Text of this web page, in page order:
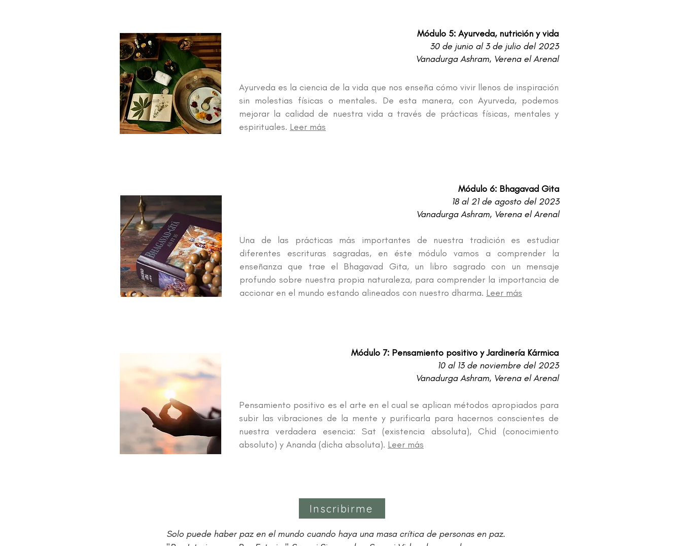
Módulo 5: Ayurveda, nutrición y vida
30 de junio al 3 de julio del 2023
Vanadurga Ashram, Verena el Arenal
Ayurveda es la ciencia de la vida que nos enseña cómo vivir llenos de inspiración
sin molestias físicas o mentales. De esta manera, con Ayurveda, podemos
mejorar la calidad de nuestra vida a través de prácticas físicas, mentales y
espirituales. Leer más
Módulo 6: Bhagavad Gita
18 al 21 de agosto del 2023
Vanadurga Ashram, Verena el Arenal
Una de las prácticas más importantes de nuestra tradición es estudiar
diferentes escrituras sagradas, en éste módulo vamos a comprender la
enseñanza que trae el Bhagavad Gita, un libro sagrado con un mensaje
profundo sobre nuestra propia naturaleza, para comprender la importancia de
accionar en el mundo estando alineados con nuestro dharma. Leer más
Módulo 7: Pensamiento positivo y Jardinería Kármica
10 al 13 de noviembre del 2023
Vanadurga Ashram, Verena el Arenal
Pensamiento positivo es el arte en el cual se aplican métodos apropiados para
subir las vibraciones de la mente y purificarla para hacernos conscientes de
nuestra verdadera esencia: Sat (existencia absoluta), Chid (conocimiento
absoluto) y Ananda (dicha absoluta). Leer más
Inscribirme
Solo puede haber paz en el mundo cuando haya una masa crítica de personas en paz.